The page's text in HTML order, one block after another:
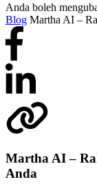
Anda boleh
Blog Martha AI –
Martha AI –
Anda